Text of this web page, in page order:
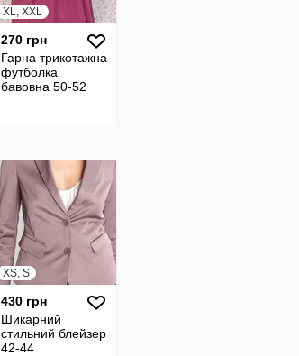
XL, XXL
270 грн
Гарна трикотажна
футболка
бавовна 50-52
XS, S
430 грн
Шикарний
стильний блейзер
42-44